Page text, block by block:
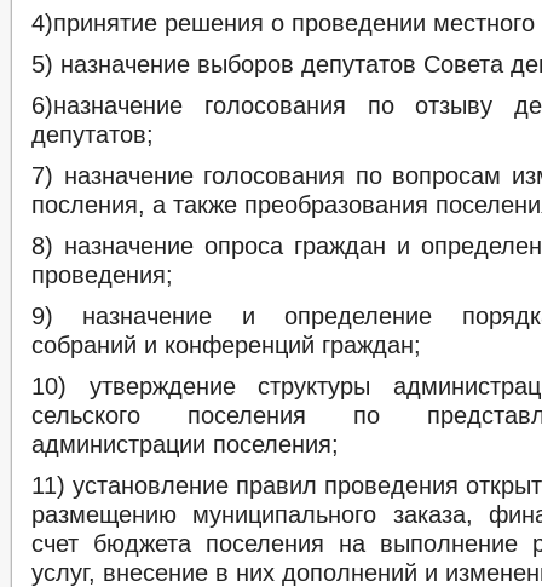
4)принятие решения о проведении
5) назначение выборов депутатов Совета
6)назначение голосования по отзыву
депутатов;
7) назначение голосования по вопросам
посления, а также преобразования
8) назначение опроса граждан и
проведения;
9) назначение и определение
собраний и конференций граждан;
10) утверждение структуры
сельского поселения по
администрации поселения;
11) установление правил проведения
размещению муниципального заказа,
счет бюджета поселения на выполнение
услуг, внесение в них дополнений и